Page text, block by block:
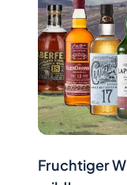
Fruchtiger